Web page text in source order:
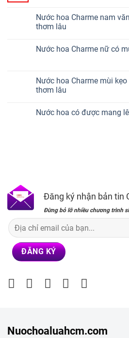
Nước hoa Charme nam
thơm lâu
Nước hoa Charme nữ có
Nước hoa Charme mùi
thơm lâu
Nước hoa có được mang
Đăng ký nhận bản tin
Đừng bỏ lỡ nhiều chương trình
Nuochoaluahcm.com